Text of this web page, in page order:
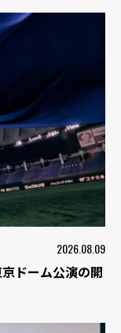
2026.08.09
ドーム公演の開